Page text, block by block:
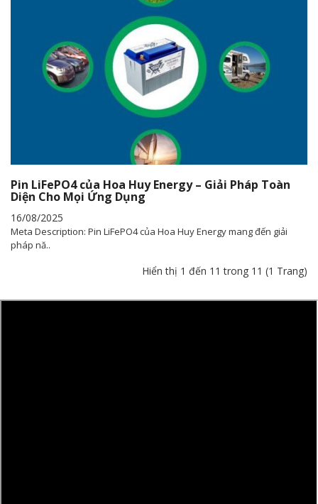
Pin LiFePO4 của Hoa Huy Energy – Giải Pháp Toàn
Diện Cho Mọi Ứng Dụng
16/08/2025
Meta Description: Pin LiFePO4 của Hoa Huy Energy mang đến giải
pháp nă..
Hiển thị 1 đến 11 trong 11 (1 Trang)